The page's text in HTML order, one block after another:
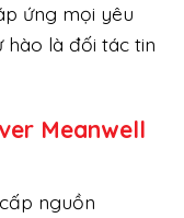
ứng mọi yêu
hào là đối tác tin
Meanwell
nguồn